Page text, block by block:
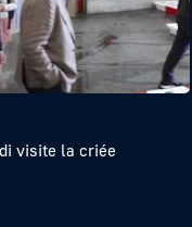
visite la criée